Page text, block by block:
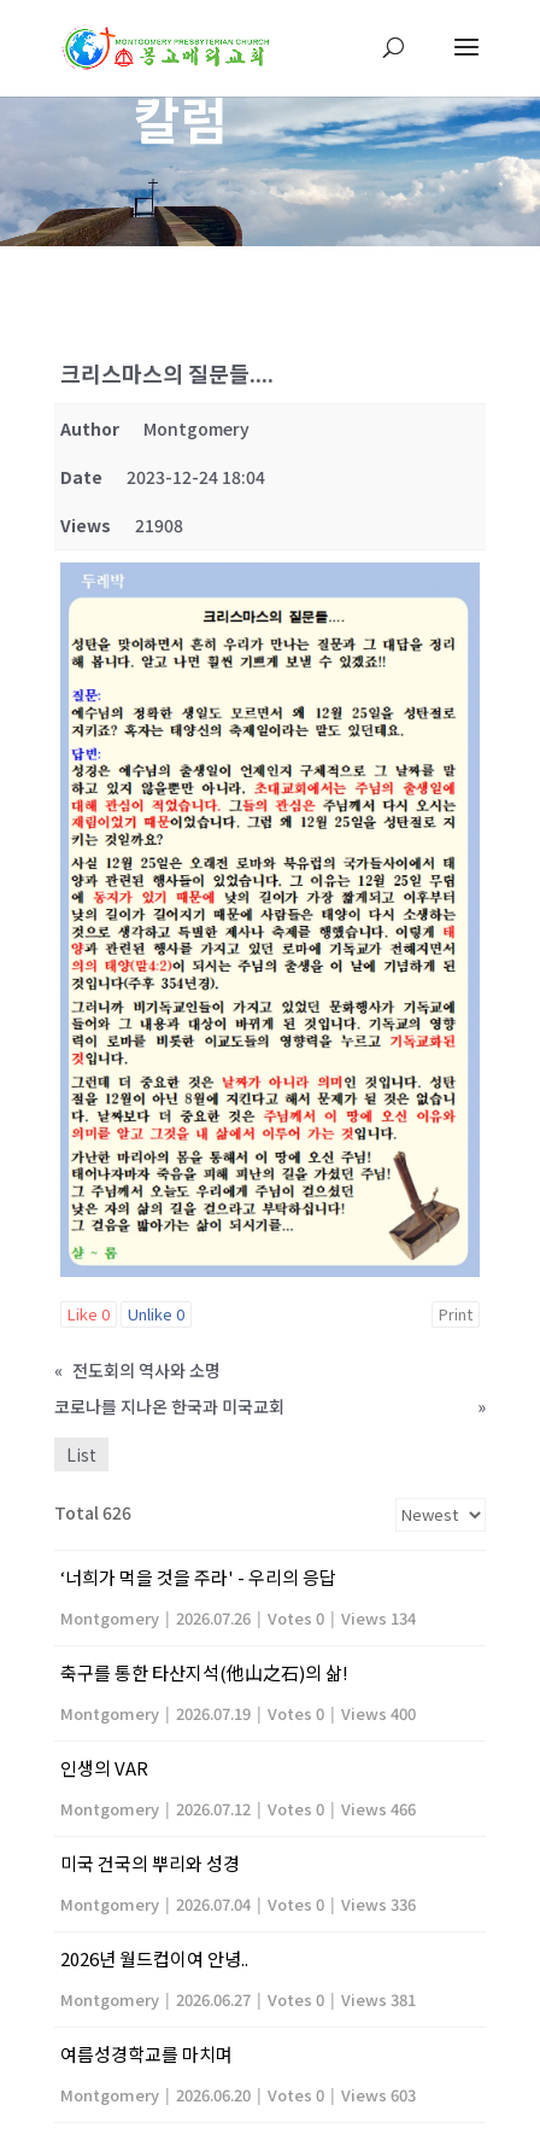
칼럼
크리스마스의 질문들....
Author
Montgomery
Date
2023-12-24 18:04
Views
21908
Like 0 Unlike 0 Print
« 전도회의 역사와 소명
코로나를 지나온 한국과 미국교회
»
List
Total 626
‘너희가 먹을 것을 주라' - 우리의 응답
Montgomery | 2026.07.26 | Votes 0 | Views 134
축구를 통한 타산지석(他山之石)의 삶!
Montgomery | 2026.07.19 | Votes 0 | Views 400
인생의 VAR
Montgomery | 2026.07.12 | Votes 0 | Views 466
미국 건국의 뿌리와 성경
Montgomery | 2026.07.04 | Votes 0 | Views 336
2026년 월드컵이여 안녕..
Montgomery | 2026.06.27 | Votes 0 | Views 381
여름성경학교를 마치며
Montgomery | 2026.06.20 | Votes 0 | Views 603